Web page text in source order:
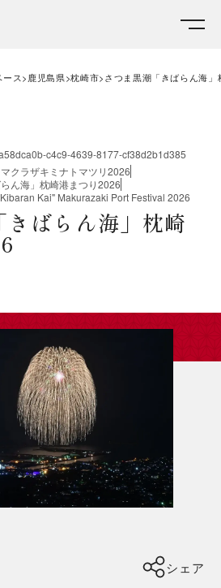
ス 鹿児島県 枕崎市 さつま黒潮「きばらん海
c4c9-4639-8177-cf38d2b1d385
クラザキミナトマツリ2026
ん海」枕崎港まつり2026
Kai" Makurazaki Port Festival 2026
きばらん海」枕崎
シェア